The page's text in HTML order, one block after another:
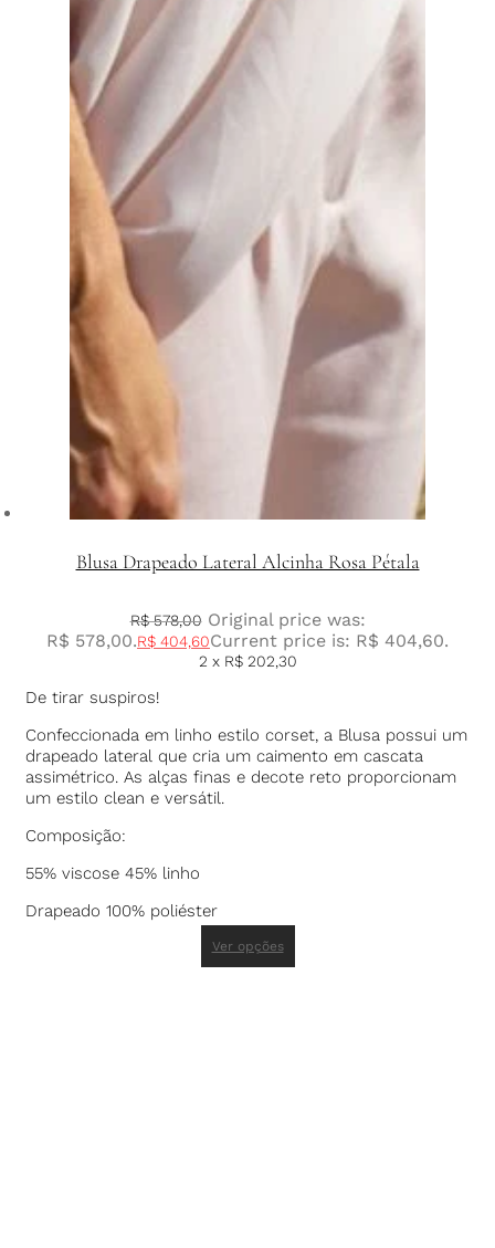
Blusa Drapeado Lateral Alcinha Rosa Pétala
R$578,00 Original price was:
R$ 578,00.R$ 404,60Current price is: R$ 404,60.
2 x R$202,30
De tirar suspiros!
Confeccionada em linho estilo corset, a Blusa possui um
drapeado lateral que cria um caimento em cascata
assimétrico. As alças finas e decote reto proporcionam
um estilo clean e versátil.
Composição:
55% viscose 45% linho
Drapeado 100% poliéster
Ver opções